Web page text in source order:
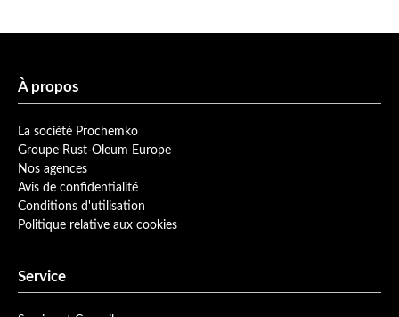
À propos
La société Prochemko
Groupe Rust-Oleum Europe
Nos agences
Avis de confidentialité
Conditions d'utilisation
Politique relative aux cookies
Service